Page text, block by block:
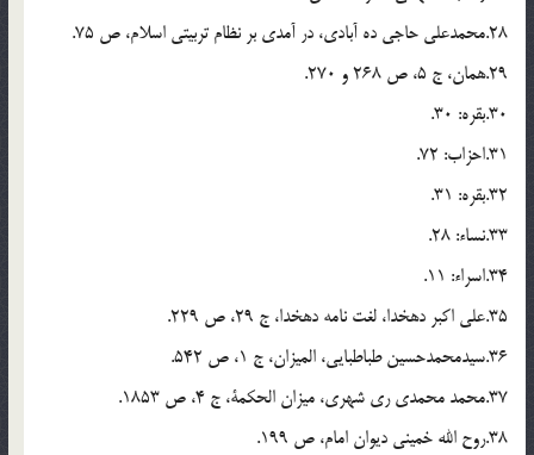
28.محمدعلی حاجی ده آبادی، در آمدی بر نظام تربیتی اسلام، ص 75.
29.همان، ج 5، ص 268 و 270.
30.بقره: 30.
31.احزاب: 72.
32.بقره: 31.
33.نساء: 28.
34.اسراء: 11.
35.علی اکبر دهخدا، لغت نامه دهخدا، ج 29، ص 229.
36.سیدمحمدحسین طباطبایی، المیزان، ج 1، ص 542.
37.محمد محمدی ری شهری، میزان الحکمة، ج 4، ص 1853.
38.روح الله خمینی دیوان امام، ص 199.